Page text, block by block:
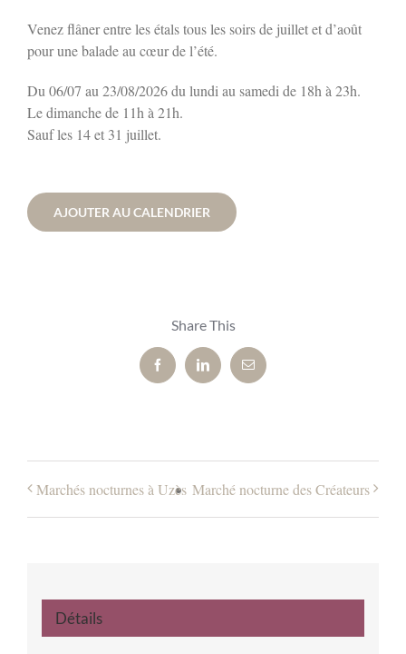
Venez flâner entre les étals tous les soirs de juillet et d’août
pour une balade au cœur de l’été.
Du 06/07 au 23/08/2026 du lundi au samedi de 18h à 23h.
Le dimanche de 11h à 21h.
Sauf les 14 et 31 juillet.
AJOUTER AU CALENDRIER
Share This
FacebookLinkedInEmail
Marchés nocturnes à Uzès Marché nocturne des Créateurs
Détails